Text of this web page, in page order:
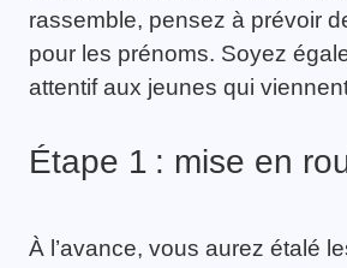
rassemble, pensez à prévoir
pour les prénoms. Soyez
attentif aux jeunes qui
Étape 1 : mise en
À l’avance, vous aurez étalé